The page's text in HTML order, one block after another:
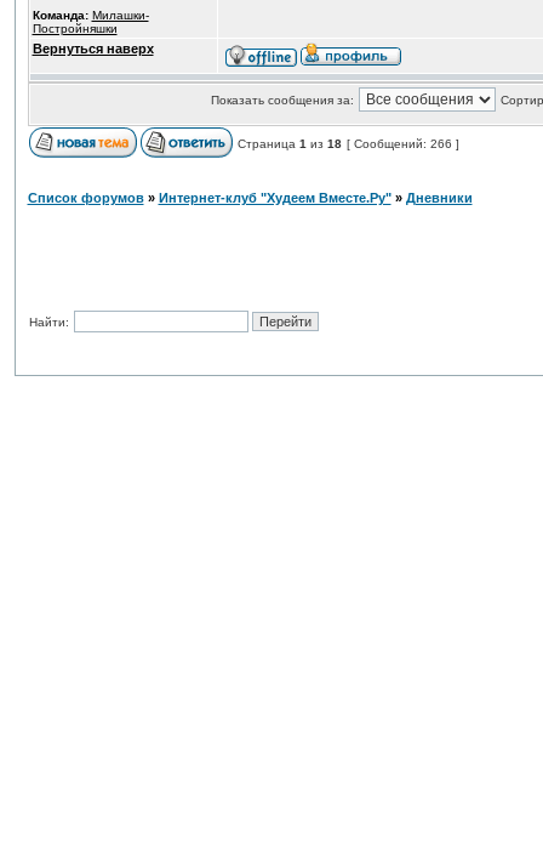
Команда: Милашки-
Постройняшки
Вернуться наверх
Показать сообщения за:
Страница 1 из 18 [ Сообщений: 266 ]
Список форумов» Интернет-клуб "Худеем Вместе.Ру"» Дневники
Найти: